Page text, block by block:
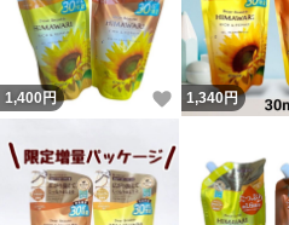
1,400 円 いいね！
1,340円